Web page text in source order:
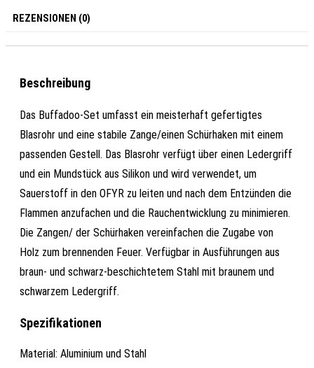
REZENSIONEN (0)
Beschreibung
Das Buffadoo-Set umfasst ein meisterhaft gefertigtes
Blasrohr und eine stabile Zange/einen Schürhaken mit einem
passenden Gestell. Das Blasrohr verfügt über einen Ledergriff
und ein Mundstück aus Silikon und wird verwendet, um
Sauerstoff in den OFYR zu leiten und nach dem Entzünden die
Flammen anzufachen und die Rauchentwicklung zu minimieren.
Die Zangen/ der Schürhaken vereinfachen die Zugabe von
Holz zum brennenden Feuer. Verfügbar in Ausführungen aus
braun- und schwarz-beschichtetem Stahl mit braunem und
schwarzem Ledergriff.
Spezifikationen
Material: Aluminium und Stahl